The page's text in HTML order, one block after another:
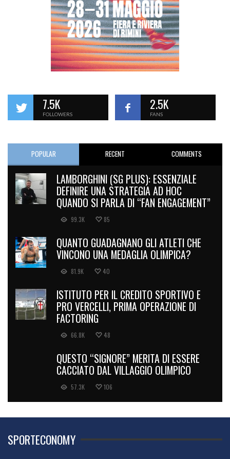
7.5K
FOLLOWERS
2.5K
FANS
POPULAR RECENT COMMENTS
LAMBORGHINI (SG PLUS): ESSENZIALE
DEFINIRE UNA STRATEGIA AD HOC
QUANDO SI PARLA DI “FAN ENGAGEMENT”
99.3K 85
QUANTO GUADAGNANO GLI ATLETI CHE
VINCONO UNA MEDAGLIA OLIMPICA?
81.9K 40
ISTITUTO PER IL CREDITO SPORTIVO E
PRO VERCELLI, PRIMA OPERAZIONE DI
FACTORING
66.8K 48
QUESTO “SIGNORE” MERITA DI ESSERE
CACCIATO DAL VILLAGGIO OLIMPICO
57.3K 106
SPORTECONOMY